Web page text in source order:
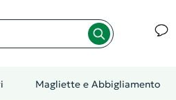
Magliette e Abbigliamento